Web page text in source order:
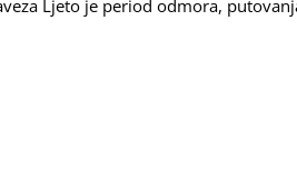
Ljeto je period odmora,